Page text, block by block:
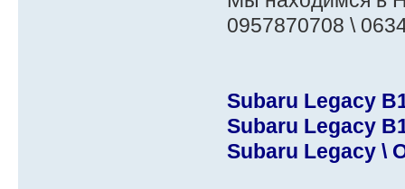
0957870708 \
Subaru Legacy
Subaru Legacy
Subaru Legacy \